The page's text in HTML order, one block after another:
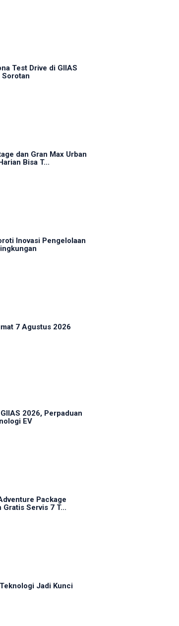
Test Drive di GIIAS
Sorotan
dan Gran Max Urban
Bisa T...
Inovasi Pengelolaan
7 Agustus 2026
2026, Perpaduan
EV
Package
Servis 7 T...
Jadi Kunci